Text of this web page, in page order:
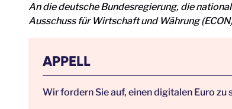
An die deutsche Bundesregierung, die
Ausschuss für Wirtschaft und Währung
APPELL
Wir fordern Sie auf, einen digitalen Euro zu